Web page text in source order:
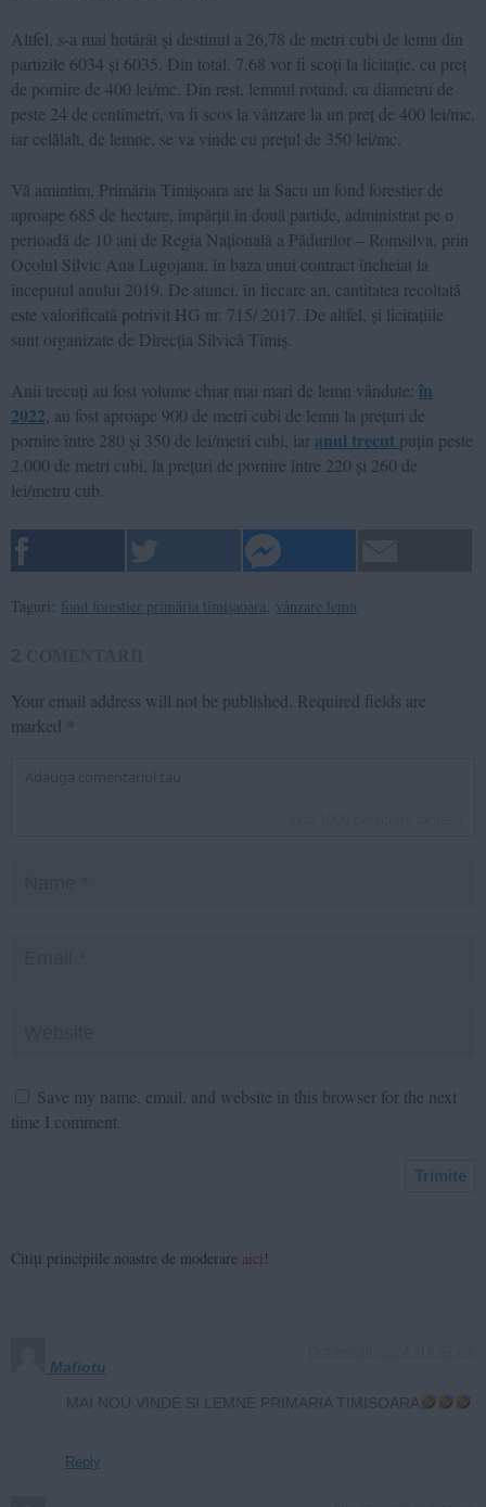
Altfel, s-a mai hotărât și destinul a 26,78 de metri cubi de lemn din
partizile 6034 și 6035. Din total, 7,68 vor fi scoți la licitație, cu preț
de pornire de 400 lei/mc. Din rest, lemnul rotund, cu diametru de
peste 24 de centimetri, va fi scos la vânzare la un preț de 400 lei/mc,
iar celălalt, de lemne, se va vinde cu prețul de 350 lei/mc.
Vă amintim, Primăria Timișoara are la Sacu un fond forestier de
aproape 685 de hectare, împărțit în două partide, administrat pe o
perioadă de 10 ani de Regia Națională a Pădurilor – Romsilva, prin
Ocolul Silvic Ana Lugojana, în baza unui contract încheiat la
începutul anului 2019. De atunci, în fiecare an, cantitatea recoltată
este valorificată potrivit HG nr. 715/ 2017. De altfel, și licitațiile
sunt organizate de Direcţia Silvică Timiş.
Anii trecuți au fost volume chiar mai mari de lemn vândute: în
2022 , au fost aproape 900 de metri cubi de lemn la prețuri de
pornire între 280 și 350 de lei/metri cubi, iar anul trecut puțin peste
2.000 de metri cubi, la prețuri de pornire între 220 și 260 de
lei/metru cub.
Taguri: fond forestier primăria timișaoara vânzare lemn
Your email address will not be published. Required fields are
marked *
Save my name, email, and website in this browser for the next
time I comment.
Citiți principiile noastre de moderare aici !
Mafiotu
Reply